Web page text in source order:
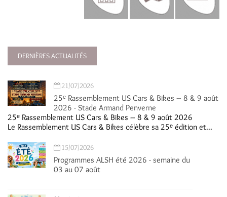
DERNIÈRES ACTUALITÉS
21/07/2026
25ᵉ Rassemblement US Cars & Bikes – 8 & 9 août
2026 - Stade Armand Penverne
25ᵉ Rassemblement US Cars & Bikes – 8 & 9 août 2026
Le Rassemblement US Cars & Bikes célèbre sa 25ᵉ édition et...
15/07/2026
Programmes ALSH été 2026 - semaine du
03 au 07 août